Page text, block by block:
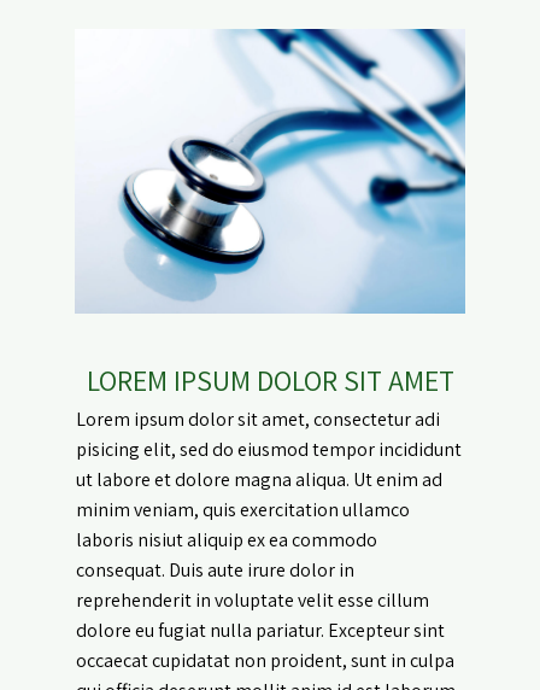
LOREM IPSUM DOLOR SIT AMET
Lorem ipsum dolor sit amet, consectetur adi
pisicing elit, sed do eiusmod tempor incididunt
ut labore et dolore magna aliqua. Ut enim ad
minim veniam, quis exercitation ullamco
laboris nisiut aliquip ex ea commodo
consequat. Duis aute irure dolor in
reprehenderit in voluptate velit esse cillum
dolore eu fugiat nulla pariatur. Excepteur sint
occaecat cupidatat non proident, sunt in culpa